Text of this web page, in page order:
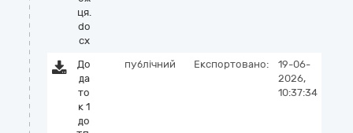
ця.
do
cx
До
да
то
к 1
до
публічний Експортовано:
19-06-
2026,
10:37:34